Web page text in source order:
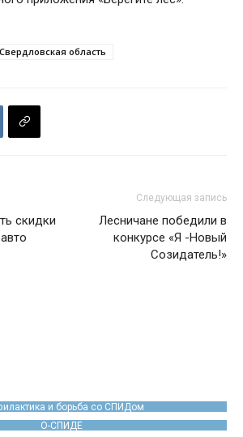
Свердловская область
скидки
Следующая запись
Лесничане победили в
конкурсе «Я -Новый
Созидатель!»
и борьба со СПИДом
О-СПИДЕ